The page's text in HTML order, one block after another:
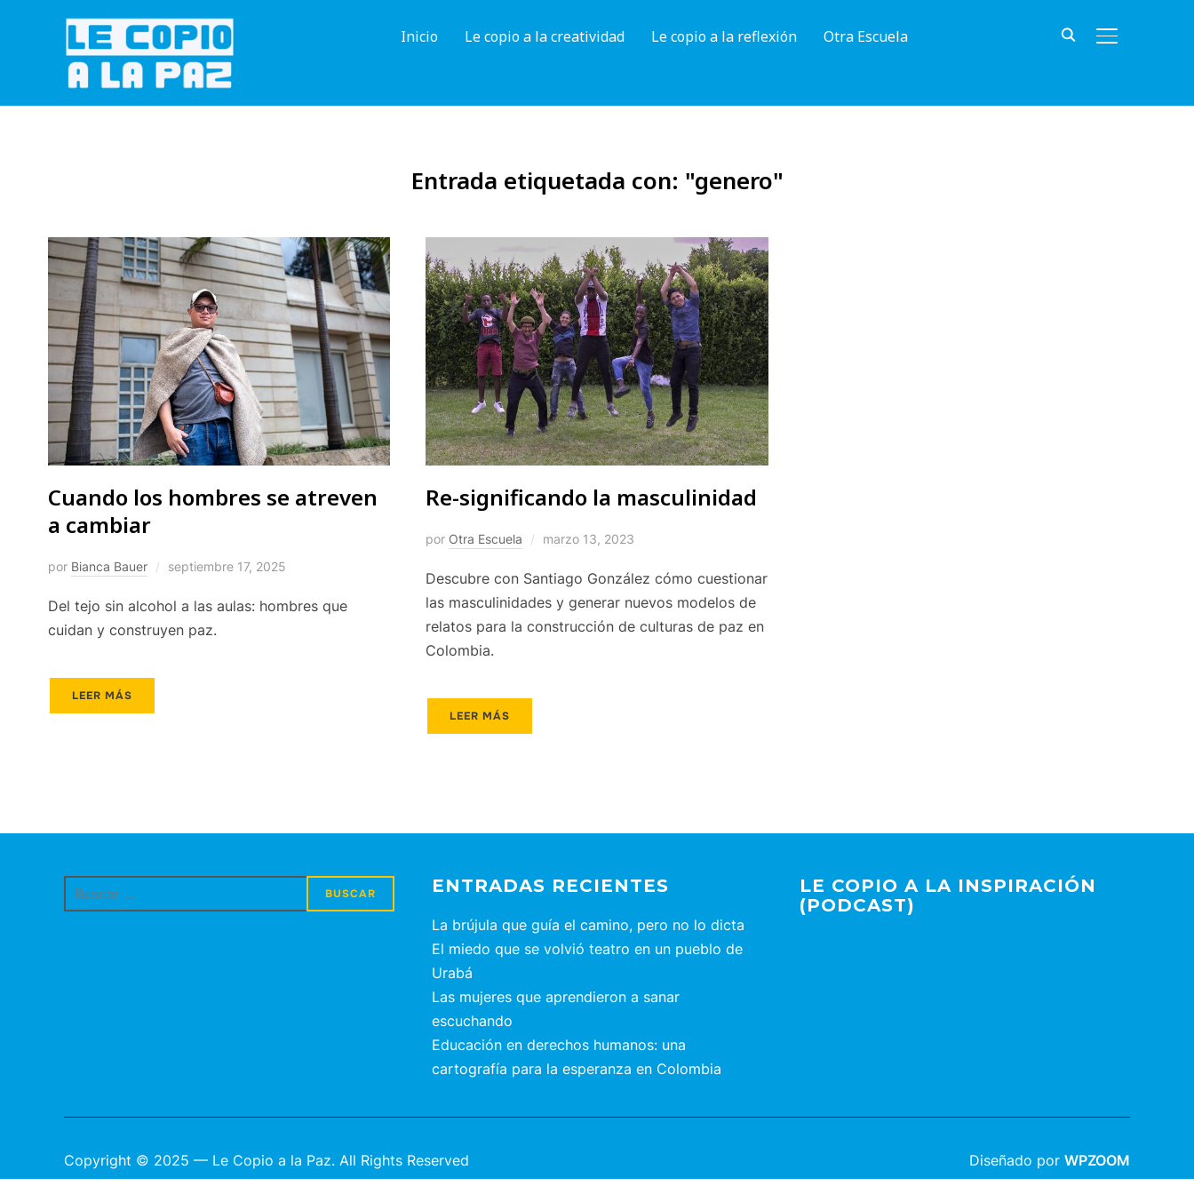
ALTERNAR
Inicio Le copio a la creatividad Le copio a la reflexión Otra Escuela
Entrada etiquetada con: "genero"
Cuando los hombres se atreven
a cambiar
por Bianca Bauer septiembre 17, 2025
Del tejo sin alcohol a las aulas: hombres que
cuidan y construyen paz.
LEER MÁS
Re-significando la masculinidad
por Otra Escuela marzo 13, 2023
Descubre con Santiago González cómo cuestionar
las masculinidades y generar nuevos modelos de
relatos para la construcción de culturas de paz en
Colombia.
LEER MÁS
Buscar: ENTRADAS RECIENTES
La brújula que guía el camino, pero no lo dicta
El miedo que se volvió teatro en un pueblo de
Urabá
Las mujeres que aprendieron a sanar
escuchando
Educación en derechos humanos: una
cartografía para la esperanza en Colombia
LE COPIO A LA INSPIRACIÓN
(PODCAST)
Copyright © 2025 — Le Copio a la Paz. All Rights Reserved Diseñado por WPZOOM